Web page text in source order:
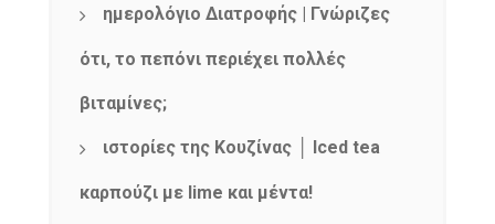
ημερολόγιο Διατροφής | Γνώριζες
ότι, το πεπόνι περιέχει πολλές
βιταμίνες;
ιστορίες της Κουζίνας │ Iced tea
καρπούζι με lime και μέντα!